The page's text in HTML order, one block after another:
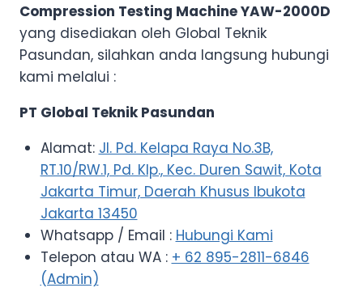
Compression Testing Machine YAW-2000D
yang disediakan oleh Global Teknik
Pasundan, silahkan anda langsung hubungi
kami melalui :
PT Global Teknik Pasundan
Alamat: Jl. Pd. Kelapa Raya No.3B,
RT.10/RW.1, Pd. Klp., Kec. Duren Sawit, Kota
Jakarta Timur, Daerah Khusus Ibukota
Jakarta 13450
Whatsapp / Email : Hubungi Kami
Telepon atau WA : + 62 895-2811-6846
(Admin)